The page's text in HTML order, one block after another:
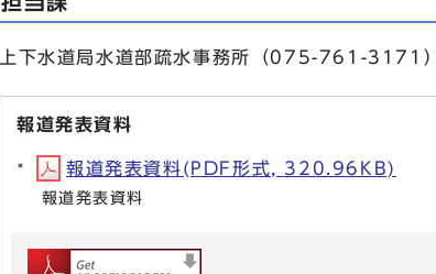
上下水道局水道部疏水事務所（075-761-3171）
報道発表資料
報道発表資料(PDF形式, 320.96KB)
報道発表資料